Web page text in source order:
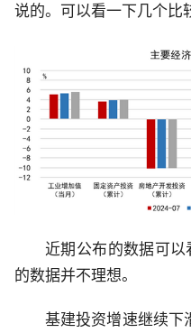
说的。可以看一下几个比
近期公布的数据可
的数据并不理想。
基建投资增速继续下